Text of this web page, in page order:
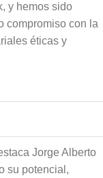
y hemos sido
compromiso con la
éticas y
Jorge Alberto
su potencial,